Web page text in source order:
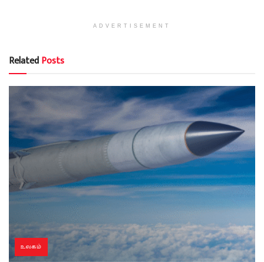
ADVERTISEMENT
RelatedPosts
உலகம்